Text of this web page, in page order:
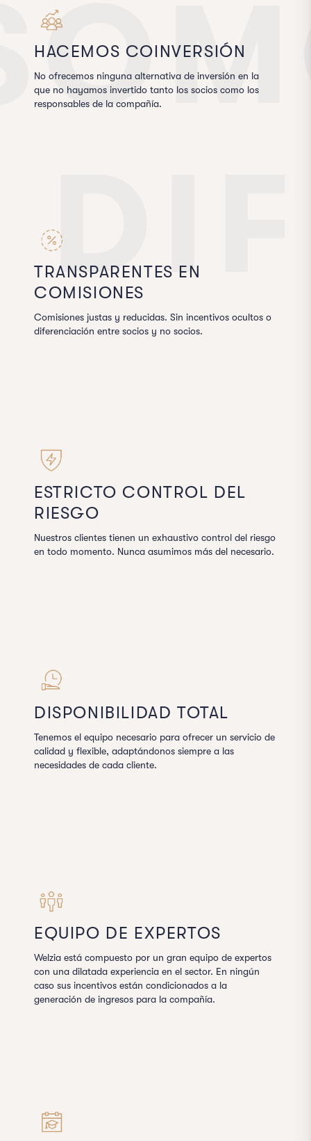
HACEMOS COINVERSIÓN
No ofrecemos ninguna alternativa de inversión en la
que no hayamos invertido tanto los socios como los
responsables de la compañía.
TRANSPARENTES EN
COMISIONES
Comisiones justas y reducidas. Sin incentivos ocultos o
diferenciación entre socios y no socios.
ESTRICTO CONTROL DEL
RIESGO
Nuestros clientes tienen un exhaustivo control del riesgo
en todo momento. Nunca asumimos más del necesario.
DISPONIBILIDAD TOTAL
Tenemos el equipo necesario para ofrecer un servicio de
calidad y flexible, adaptándonos siempre a las
necesidades de cada cliente.
EQUIPO DE EXPERTOS
Welzia está compuesto por un gran equipo de expertos
con una dilatada experiencia en el sector. En ningún
caso sus incentivos están condicionados a la
generación de ingresos para la compañía.